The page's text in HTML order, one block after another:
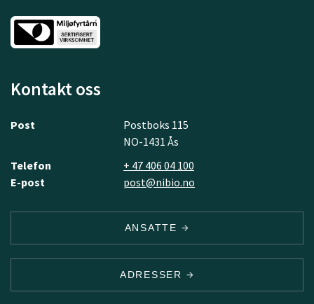
Kontakt oss
Post
Postboks 115
NO-1431 Ås
Telefon
+ 47 406 04 100
E-post
post@nibio.no
ANSATTE
ADRESSER